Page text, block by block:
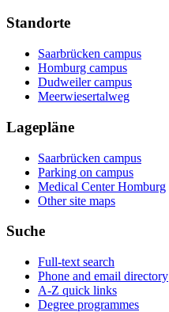
Standorte
Saarbrücken campus
Homburg campus
Dudweiler campus
Meerwiesertalweg
Lagepläne
Saarbrücken campus
Parking on campus
Medical Center Homburg
Other site maps
Suche
Full-text search
Phone and email directory
A-Z quick links
Degree programmes